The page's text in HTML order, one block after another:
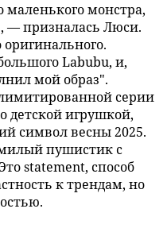
маленького монстра,
— призналась Люси.
Labubu, и,
мой образ".
серии
детской игрушкой,
символ весны 2025.
пушистик с
statement, способ
к трендам, но